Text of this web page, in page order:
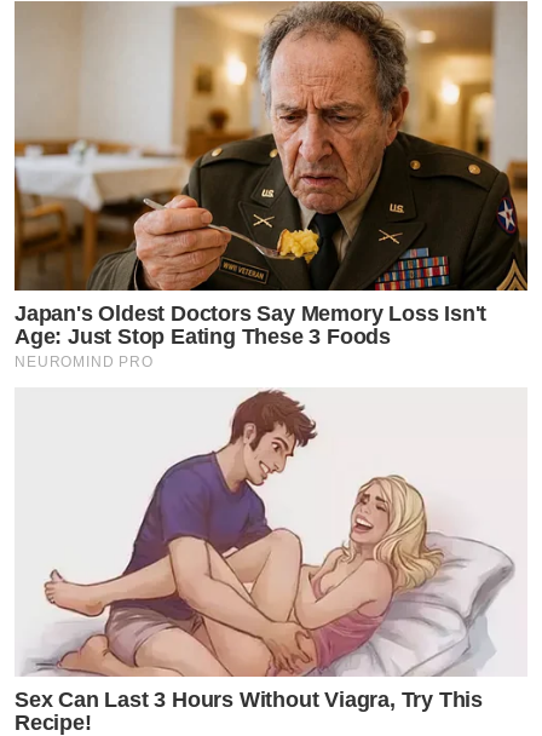
Japan's Oldest Doctors Say Memory Loss Isn't
Age: Just Stop Eating These 3 Foods
NEUROMIND PRO
Sex Can Last 3 Hours Without Viagra, Try This
Recipe!